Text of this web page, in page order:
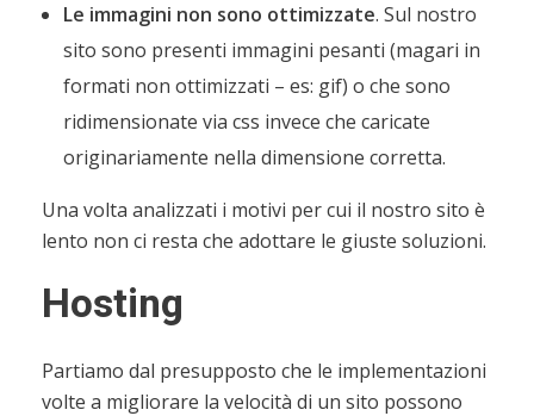
Le immagini non sono ottimizzate. Sul nostro
sito sono presenti immagini pesanti (magari in
formati non ottimizzati – es: gif) o che sono
ridimensionate via css invece che caricate
originariamente nella dimensione corretta.
Una volta analizzati i motivi per cui il nostro sito è
lento non ci resta che adottare le giuste soluzioni.
Hosting
Partiamo dal presupposto che le implementazioni
volte a migliorare la velocità di un sito possono